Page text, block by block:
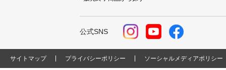
公式SNS
サイトマップ プライバシーポリシー ソーシャルメディアポリシー